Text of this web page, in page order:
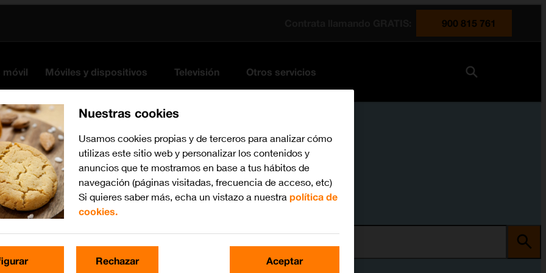
900 815 761
móvil Móviles y dispositivos Televisión Otros servicios
Nuestras cookies
Usamos cookies propias y de terceros para analizar cómo
utilizas este sitio web y personalizar los contenidos y
anuncios que te mostramos en base a tus hábitos de
navegación (páginas visitadas, frecuencia de acceso, etc)
Si quieres saber más, echa un vistazo a nuestra política de
cookies.
Rechazar Aceptar